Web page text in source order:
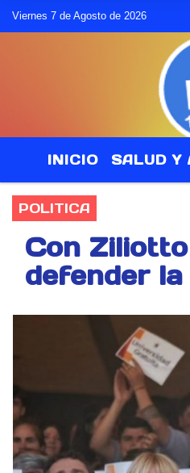
Viernes 7 de Agosto de 2026
INICIO SALUD Y
POLITICA
Con
defender